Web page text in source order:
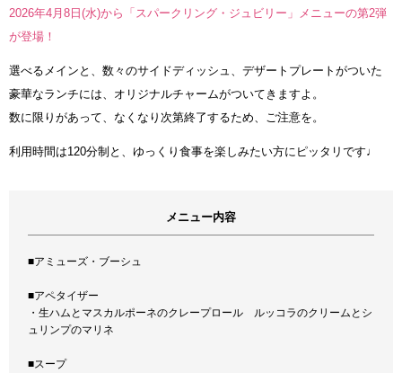
2026年4月8日(水)から「スパークリング・ジュビリー」メニューの第2弾
が登場！
選べるメインと、数々のサイドディッシュ、デザートプレートがついた
豪華なランチには、オリジナルチャームがついてきますよ。
数に限りがあって、なくなり次第終了するため、ご注意を。
利用時間は120分制と、ゆっくり食事を楽しみたい方にピッタリです♩
メニュー内容
■アミューズ・ブーシュ
■アペタイザー
・生ハムとマスカルポーネのクレープロール ルッコラのクリームとシ
ュリンプのマリネ
■スープ